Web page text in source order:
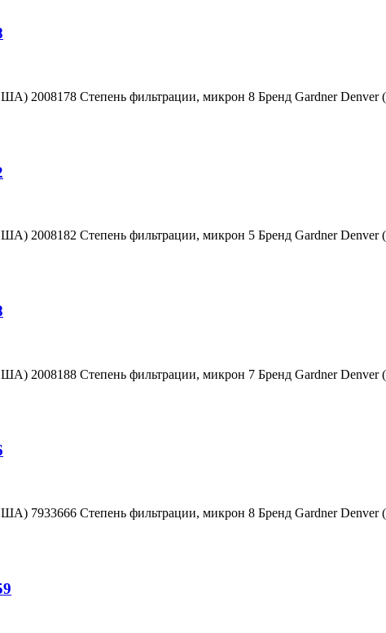
2008178 Степень фильтрации, микрон 8 Бренд Gardner
2008182 Степень фильтрации, микрон 5 Бренд Gardner
2008188 Степень фильтрации, микрон 7 Бренд Gardner
7933666 Степень фильтрации, микрон 8 Бренд Gardner